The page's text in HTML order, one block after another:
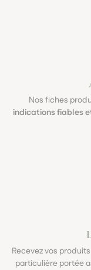
Nos fiches
indications fiables
Recevez vos
particulière portée